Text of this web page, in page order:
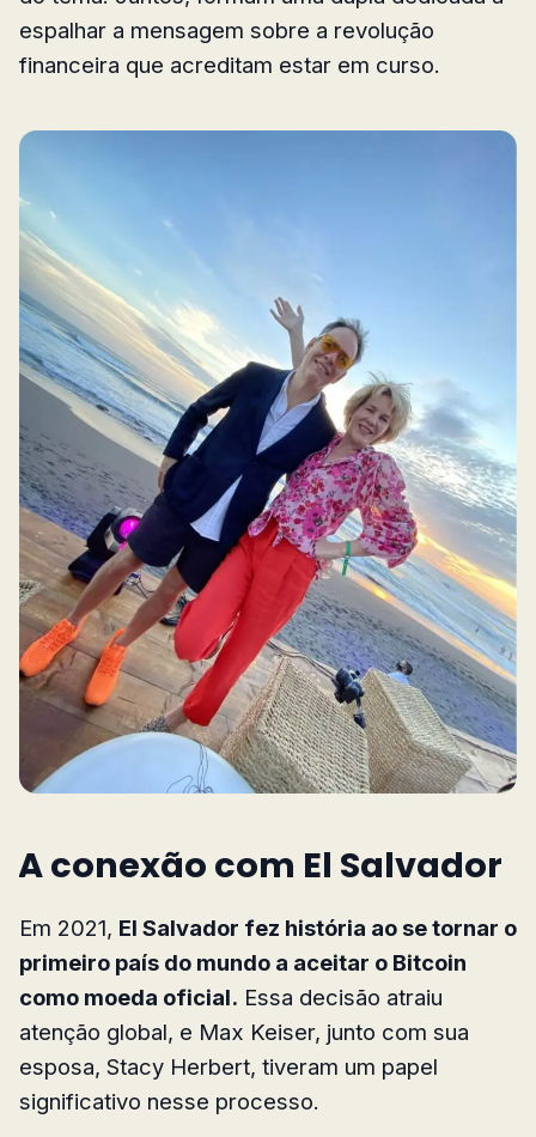
espalhar a mensagem sobre a revolução
financeira que acreditam estar em curso.
A conexão com El Salvador
Em 2021, El Salvador fez história ao se tornar o
primeiro país do mundo a aceitar o Bitcoin
como moeda oficial. Essa decisão atraiu
atenção global, e Max Keiser, junto com sua
esposa, Stacy Herbert, tiveram um papel
significativo nesse processo.